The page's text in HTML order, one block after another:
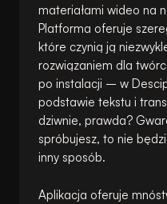
materiałami wideo na
Platforma oferuje
które czynią ją
rozwiązaniem dla
po instalacji – w
podstawie tekstu i
dziwnie, prawda?
spróbujesz, to nie
inny sposób.
Aplikacja oferuje